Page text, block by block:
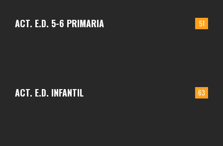
51
ACT. E.D. 5-6 PRIMARIA
63
ACT. E.D. INFANTIL